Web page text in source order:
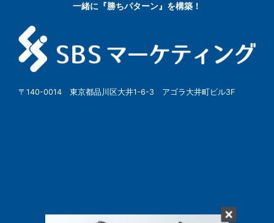
一緒に『勝ちパターン』を構築！
〒140-0014 東京都品川区大井1-6-3 アゴラ大井町ビル3F